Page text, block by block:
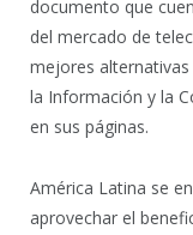
documento que
del mercado de
mejores
la Información y la
en sus páginas.
América Latina se
aprovechar el